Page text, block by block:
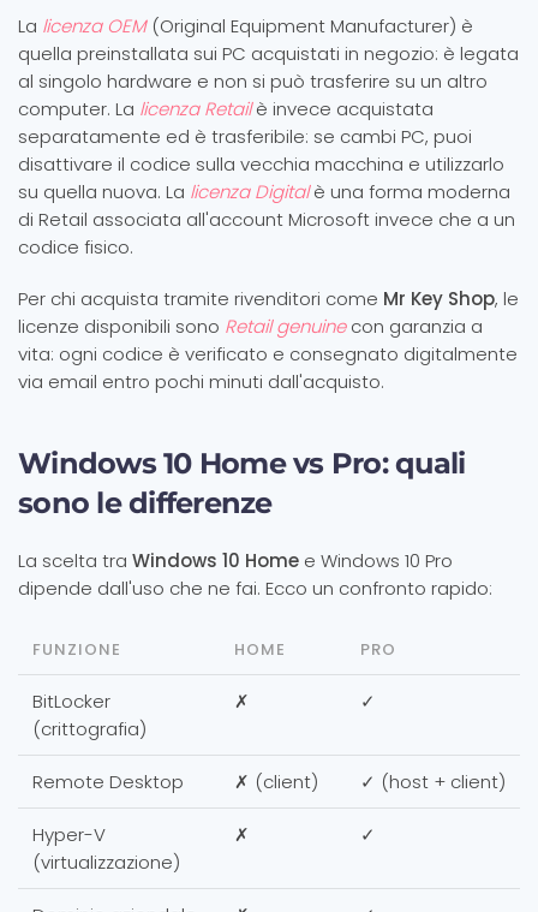
La licenza OEM(Original Equipment Manufacturer) è
quella preinstallata sui PC acquistati in negozio: è legata
al singolo hardware e non si può trasferire su un altro
computer. La licenza Retailè invece acquistata
separatamente ed è trasferibile: se cambi PC, puoi
disattivare il codice sulla vecchia macchina e utilizzarlo
su quella nuova. La licenza Digitalè una forma moderna
di Retail associata all'account Microsoft invece che a un
codice fisico.
Per chi acquista tramite rivenditori come Mr Key Shop, le
licenze disponibili sono Retail genuinecon garanzia a
vita: ogni codice è verificato e consegnato digitalmente
via email entro pochi minuti dall'acquisto.
Windows 10 Home vs Pro: quali
sono le differenze
La scelta tra Windows 10 Home e Windows 10 Pro
dipende dall'uso che ne fai. Ecco un confronto rapido:
FUNZIONE HOME PRO
BitLocker
(crittografia)
✗ ✓
Remote Desktop ✗ (client) ✓ (host + client)
Hyper-V
(virtualizzazione)
✗ ✓